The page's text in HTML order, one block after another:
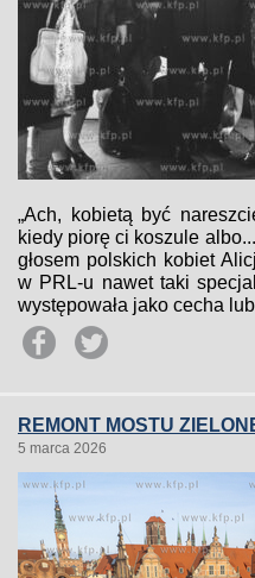
„Ach, kobietą być
kiedy piorę ci koszule
głosem polskich kobiet
w PRL-u nawet taki
występowała jako cecha
REMONT MOSTU
5 marca 2026